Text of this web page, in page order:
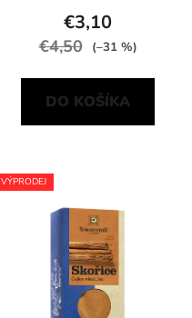
€3,10
€4,50 (–31 %)
DO KOŠÍKA
VÝPRODEJ